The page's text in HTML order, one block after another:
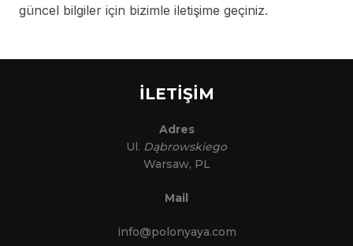
güncel bilgiler için bizimle iletişime geçiniz.
İLETİŞİM
Adres
Ul. Dąbrowskiego
Warsaw, PL
Mail
info@polonyaya.com